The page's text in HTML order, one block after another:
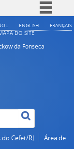
ENGLISH FRANÇAIS
DO SITE
da Fonseca
Cefet/RJ
Área de